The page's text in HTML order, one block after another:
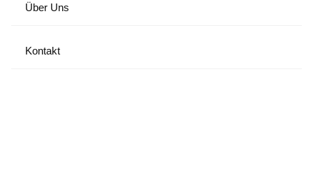
Über Uns
Kontakt